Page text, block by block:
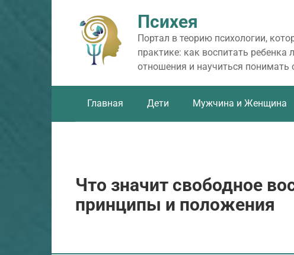
Психея
Портал в теорию психологии,
практике: как воспитать ребенка
отношения и научиться понимать
Главная Дети Мужчина и Женщина
Что значит свободное
принципы и положения